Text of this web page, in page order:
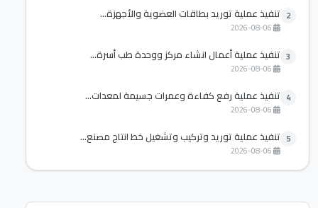
2 تنفيذ عملية توريد بطاقات العضوية والأجهزة...
3 تنفيذ عملية أعمال انشاء مركز ووحدة طب أسرة...
4 تنفيذ عملية رفع كفاءة وعمرات جسيمة لمعدات...
5 تنفيذ عملية توريد وتركيب وتشغيل خط انتاج مصنع...